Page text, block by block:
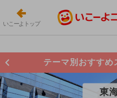
いこーよトップ
テーマ別おすすめ
東